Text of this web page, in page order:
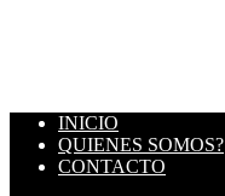
INICIO
QUIENES SOMOS?
CONTACTO